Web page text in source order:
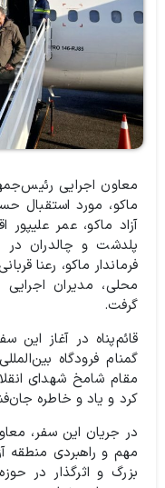
معاون اجرایی
ماکو، مورد استقبال
آزاد ماکو، عمر
پلدشت و چالدران در
فرماندار ماکو، رعنا
محلی، مدیران
گرفت.
قائم‌پناه در آغاز
گمنام فرودگاه
مقام شامخ شهدای
کرد و یاد و خاطره
در جریان این سفر،
مهم و راهبردی منطقه
بزرگ و اثرگذار در